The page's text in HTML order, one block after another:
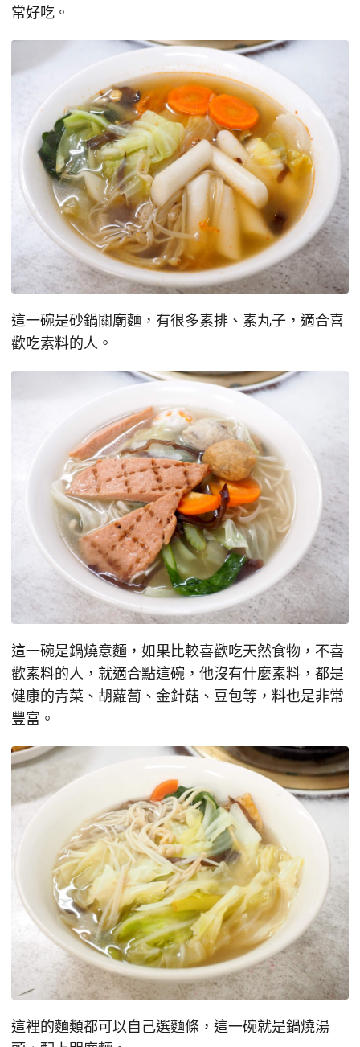
常好吃。
這一碗是砂鍋關廟麵，有很多素排、素丸子，適合喜
歡吃素料的人。
這一碗是鍋燒意麵，如果比較喜歡吃天然食物，不喜
歡素料的人，就適合點這碗，他沒有什麼素料，都是
健康的青菜、胡蘿蔔、金針菇、豆包等，料也是非常
豐富。
這裡的麵類都可以自己選麵條，這一碗就是鍋燒湯